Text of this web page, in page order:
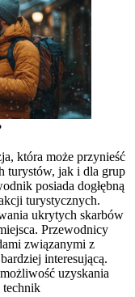
która może przynieść
turystów, jak i dla grup
posiada dogłębną
turystycznych.
ukrytych skarbów
Przewodnicy
związanymi z
interesującą.
uzyskania
technik